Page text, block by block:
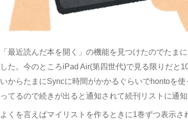
「最近読んだ本を開く」の機能を見つけたのでたま
した。今のところiPad Air(第四世代)で見る限りだと
いからたまにSyncに時間がかかるぐらいでhontoを
ってるので続きが出ると通知されて続刊リストに通
よくを言えばマイリストを作るときに1巻ずつ表示